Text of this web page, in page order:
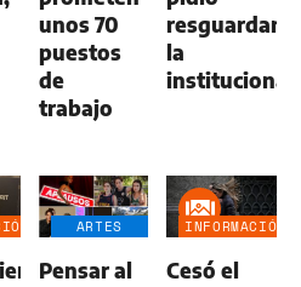
unos 70
puestos
de
trabajo
resguardar
la
ARTES
Pensar al
INFORMACIÓN
Cesó el